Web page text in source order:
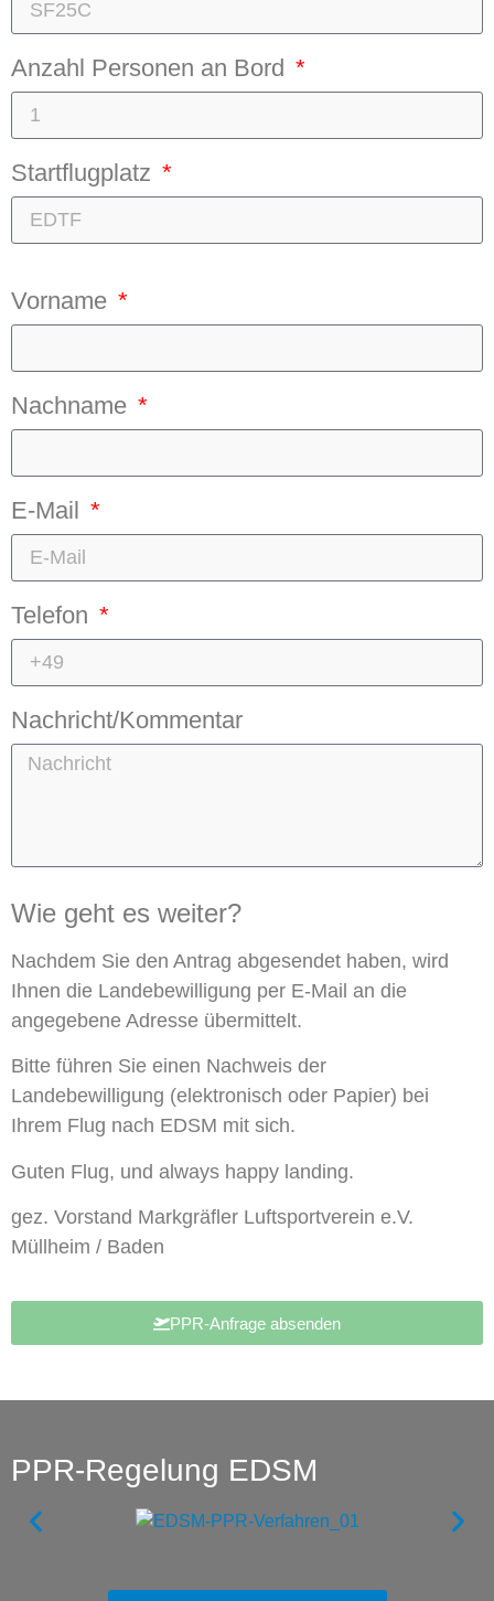
Anzahl Personen an Bord
Startflugplatz
Vorname
Nachname
E-Mail
Telefon
Nachricht/Kommentar
Wie geht es weiter?
Nachdem Sie den Antrag abgesendet haben, wird
Ihnen die Landebewilligung per E-Mail an die
angegebene Adresse übermittelt.
Bitte führen Sie einen Nachweis der
Landebewilligung (elektronisch oder Papier) bei
Ihrem Flug nach EDSM mit sich.
Guten Flug, und always happy landing.
gez. Vorstand Markgräfler Luftsportverein e.V.
Müllheim / Baden
PPR-Anfrage absenden
PPR-Regelung EDSM